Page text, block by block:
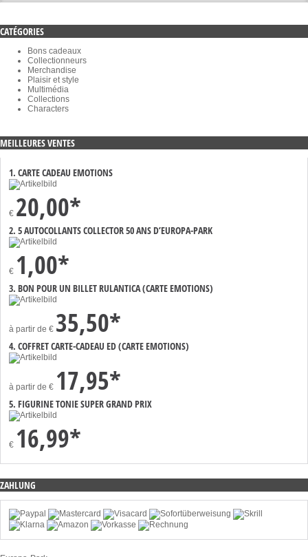
CATÉGORIES
Bons cadeaux
Collectionneurs
Merchandise
Plaisir et style
Multimédia
Collections
Characters
MEILLEURES VENTES
1. CARTE CADEAU EMOTIONS
€ 20,00*
2. 5 AUTOCOLLANTS COLLECTOR 50 ANS D’EUROPA-PARK
€ 1,00*
3. BON POUR UN BILLET RULANTICA (CARTE EMOTIONS)
à partir de € 35,50*
4. COFFRET CARTE-CADEAU ED (CARTE EMOTIONS)
à partir de € 17,95*
5. FIGURINE TONIE SUPER GRAND PRIX
€ 16,99*
ZAHLUNG